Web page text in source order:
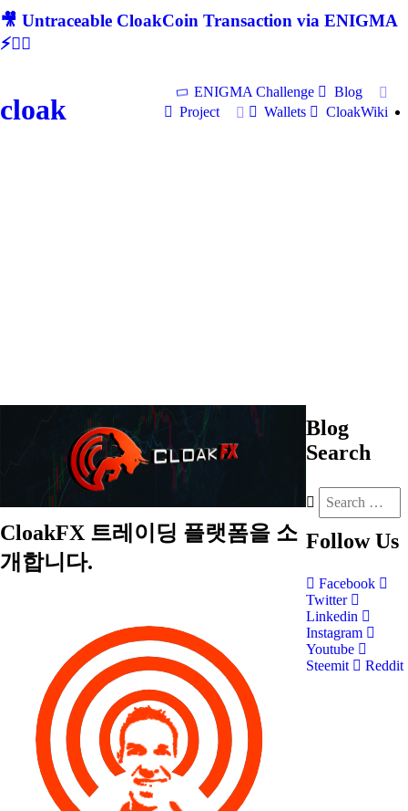
🎥 Untraceable CloakCoin Transaction via ENIGMA
⚡🕵‍♂
cloak
ENIGMA Challenge
Blog
Project
Wallets CloakWiki
CloakFX 트레이딩 플랫폼을 소
개합니다.
Blog
Search
Follow Us
Facebook
Twitter
Linkedin
Instagram
Youtube
Steemit
Reddit